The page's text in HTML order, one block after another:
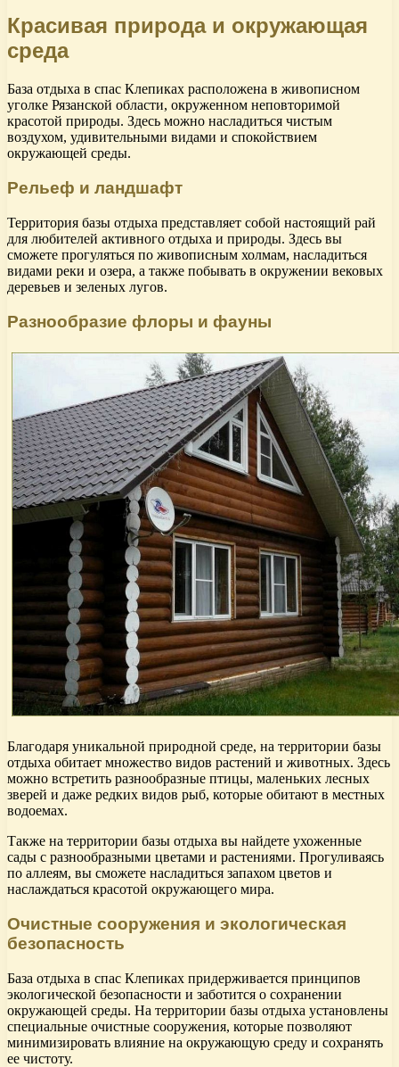
Красивая природа и окружающая
среда
База отдыха в спас Клепиках расположена в живописном
уголке Рязанской области, окруженном неповторимой
красотой природы. Здесь можно насладиться чистым
воздухом, удивительными видами и спокойствием
окружающей среды.
Рельеф и ландшафт
Территория базы отдыха представляет собой настоящий рай
для любителей активного отдыха и природы. Здесь вы
сможете прогуляться по живописным холмам, насладиться
видами реки и озера, а также побывать в окружении вековых
деревьев и зеленых лугов.
Разнообразие флоры и фауны
Благодаря уникальной природной среде, на территории базы
отдыха обитает множество видов растений и животных. Здесь
можно встретить разнообразные птицы, маленьких лесных
зверей и даже редких видов рыб, которые обитают в местных
водоемах.
Также на территории базы отдыха вы найдете ухоженные
сады с разнообразными цветами и растениями. Прогуливаясь
по аллеям, вы сможете насладиться запахом цветов и
наслаждаться красотой окружающего мира.
Очистные сооружения и экологическая
безопасность
База отдыха в спас Клепиках придерживается принципов
экологической безопасности и заботится о сохранении
окружающей среды. На территории базы отдыха установлены
специальные очистные сооружения, которые позволяют
минимизировать влияние на окружающую среду и сохранять
ее чистоту.